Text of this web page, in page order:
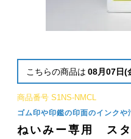
こちらの商品は 08月07日(
商品番号 S1NS-NMCL
ゴム印や印鑑の印面のインクや
ねいみー専用 ス